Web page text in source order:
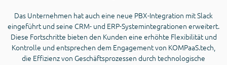
Das Unternehmen hat auch eine neue PBX-Integration mit Slack
eingeführt und seine CRM- und ERP-Systemintegrationen erweitert.
Diese Fortschritte bieten den Kunden eine erhöhte Flexibilität und
Kontrolle und entsprechen dem Engagement von KOMPaaS.tech,
die Effizienz von Geschäftsprozessen durch technologische